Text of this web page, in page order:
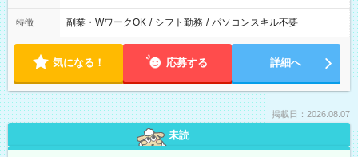
特徴 副業・WワークOK / シフト勤務 / パソコンスキル不要
気になる！ 応募する 詳細へ
掲載日：2026.08.07
未読